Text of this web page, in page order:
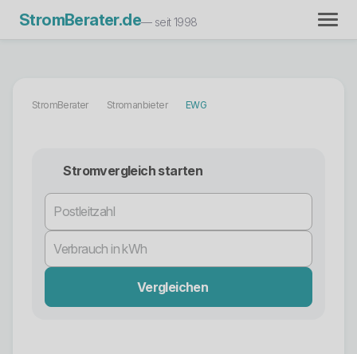
StromBerater.de— seit 1998
StromBerater Stromanbieter EWG
Stromvergleich starten
Vergleichen